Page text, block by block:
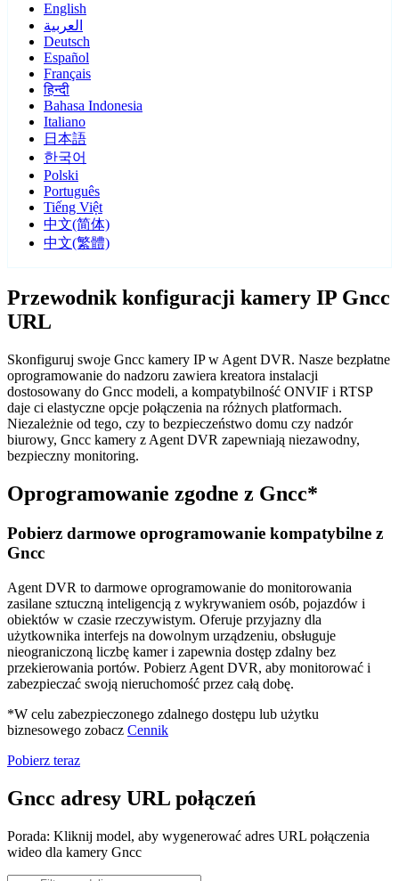
English
العربية
Deutsch
Español
Français
हिन्दी
Bahasa Indonesia
Italiano
日本語
한국어
Polski
Português
Tiếng Việt
中文(简体)
中文(繁體)
Przewodnik konfiguracji kamery IP Gncc
URL
Skonfiguruj swoje Gncc kamery IP w Agent DVR. Nasze bezpłatne
oprogramowanie do nadzoru zawiera kreatora instalacji
dostosowany do Gncc modeli, a kompatybilność ONVIF i RTSP
daje ci elastyczne opcje połączenia na różnych platformach.
Niezależnie od tego, czy to bezpieczeństwo domu czy nadzór
biurowy, Gncc kamery z Agent DVR zapewniają niezawodny,
bezpieczny monitoring.
Oprogramowanie zgodne z Gncc*
Pobierz darmowe oprogramowanie kompatybilne z
Gncc
Agent DVR to darmowe oprogramowanie do monitorowania
zasilane sztuczną inteligencją z wykrywaniem osób, pojazdów i
obiektów w czasie rzeczywistym. Oferuje przyjazny dla
użytkownika interfejs na dowolnym urządzeniu, obsługuje
nieograniczoną liczbę kamer i zapewnia dostęp zdalny bez
przekierowania portów. Pobierz Agent DVR, aby monitorować i
zabezpieczać swoją nieruchomość przez całą dobę.
*W celu zabezpieczonego zdalnego dostępu lub użytku
biznesowego zobacz Cennik
Pobierz teraz
Gncc adresy URL połączeń
Porada: Kliknij model, aby wygenerować adres URL połączenia
wideo dla kamery Gncc